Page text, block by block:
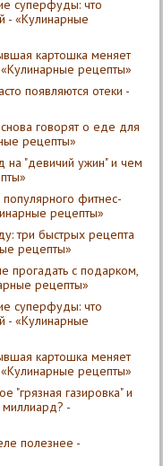
суперфуды: что
- «Кулинарные
картошка меняет
рецепты»
появляются отеки -
говорят о еде для
рецепты»
на "девичий ужин" и чем
фитнес-
рецепты»
три быстрых рецепта
рецепты»
прогадать с подарком,
рецепты»
суперфуды: что
- «Кулинарные
картошка меняет
рецепты»
"грязная газировка" и
-
полезнее -